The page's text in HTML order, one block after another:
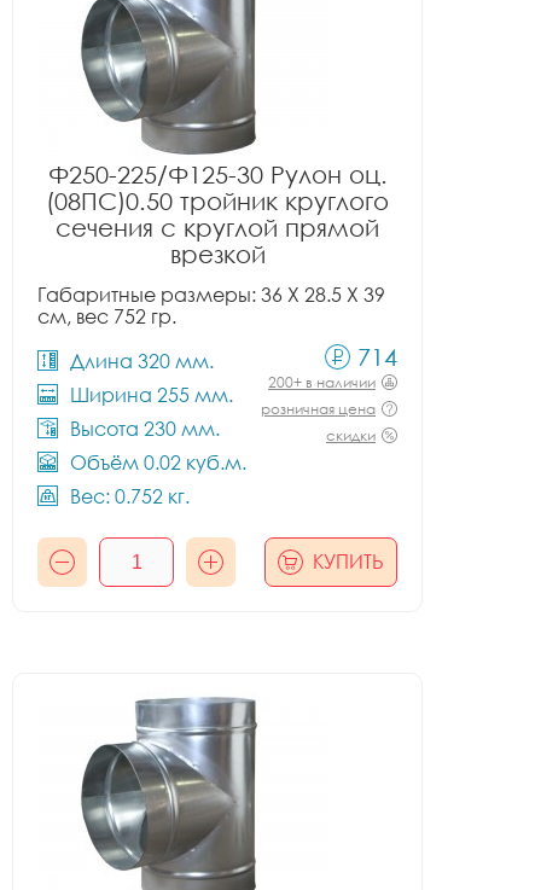
Ф250-225/Ф125-30 Рулон оц.
(08ПС)0.50 тройник круглого
сечения с круглой прямой
врезкой
Габаритные размеры: 36 X 28.5 X 39
см, вес 752 гр.
Длина 320 мм.
Ширина 255 мм.
Высота 230 мм.
Объём 0.02 куб.м.
Вес: 0.752 кг.
714
200+ в наличии
розничная цена
скидки
КУПИТЬ